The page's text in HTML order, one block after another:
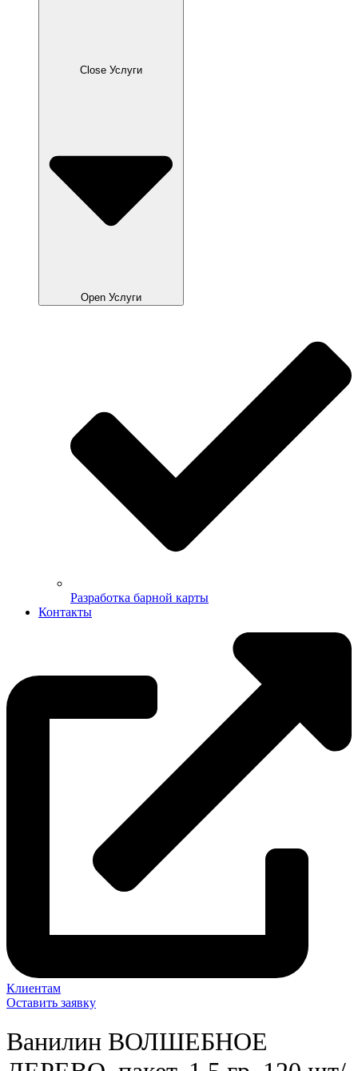
Close Услуги
Open Услуги
Разработка барной карты
Контакты
Клиентам
Оставить заявку
Ванилин ВОЛШЕБНОЕ